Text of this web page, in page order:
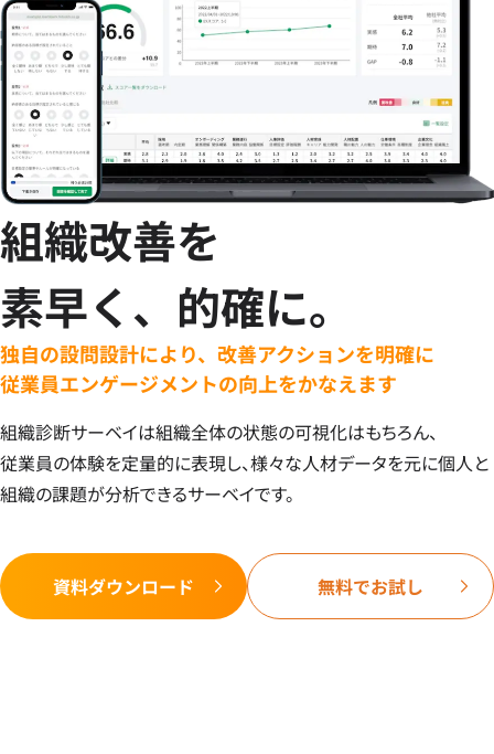
組織改善を
素早く、的確に。
独自の設問設計により、改善アクションを明確に
従業員エンゲージメントの向上をかなえます
組織診断サーベイは組織全体の状態の可視化はもちろん、
従業員の体験を定量的に表現し、様々な人材データを元に個人と
組織の課題が分析できるサーベイです。
資料ダウンロード 無料でお試し